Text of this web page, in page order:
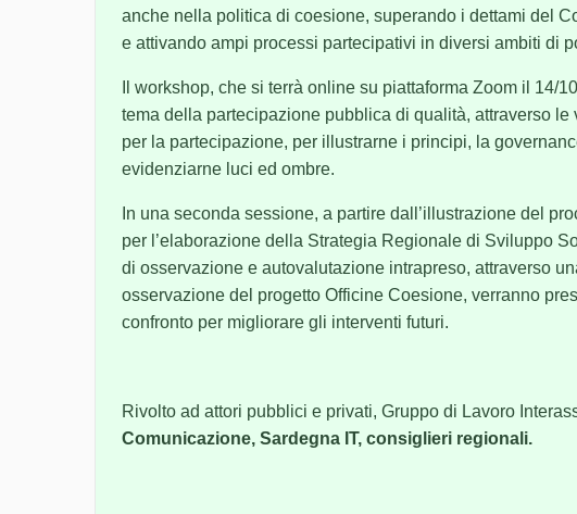
anche nella politica di coesione, superando i dettami del
e attivando ampi processi partecipativi in diversi ambiti di
Il workshop, che si terrà online su piattaforma Zoom il 14/
tema della partecipazione pubblica di qualità, attraverso
per la partecipazione, per illustrarne i principi, la
evidenziarne luci ed ombre.
In una seconda sessione, a partire dall’illustrazione del
per l’elaborazione della Strategia Regionale di Sviluppo
di osservazione e autovalutazione intrapreso, attraverso
osservazione del progetto Officine Coesione, verranno
confronto per migliorare gli interventi futuri.
Rivolto ad attori pubblici e privati, Gruppo di Lavoro
Comunicazione, Sardegna IT, consiglieri regionali.